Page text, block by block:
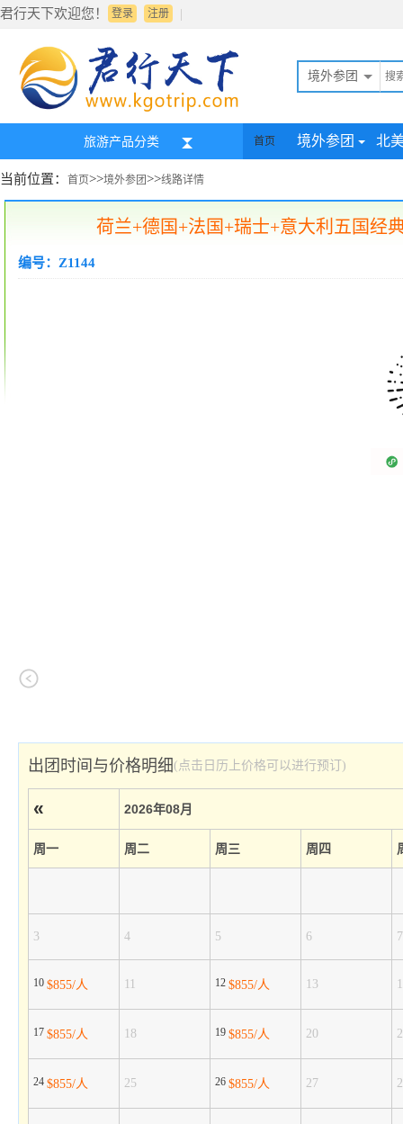
君行天下欢迎您！ 登录 |
注册
境外参团
旅游产品分类 首页 境外参团 北
当前位置： 首页>>境外参团>>线路详情
荷兰+德国+法国+瑞士+意大利五国经
编号：Z1144
出团时间与价格明细(点击日历上价格可以进行预订)
« 2026年08月
周一 周二 周三 周四
3 4 5 6 7
10 $855/人 11 12 $855/人 13
17 $855/人 18 19 $855/人 20
24 $855/人 25 26 $855/人 27